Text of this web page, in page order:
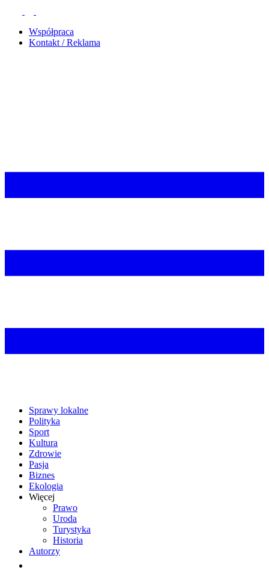
Współpraca
Kontakt / Reklama
Sprawy lokalne
Polityka
Sport
Kultura
Zdrowie
Pasja
Biznes
Ekologia
Więcej
Prawo
Uroda
Turystyka
Historia
Autorzy